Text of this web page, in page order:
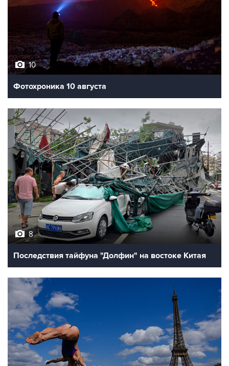
10
Фотохроника 10 августа
8
Последствия тайфуна "Долфин" на востоке Китая